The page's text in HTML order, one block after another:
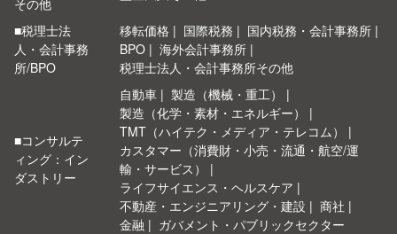
その他
■税理士法
人・会計事務
所/BPO
移転価格 国際税務
国内税務・会計事務所
BPO
海外会計事務所
税理士法人・会計事務所その他
■コンサルテ
ィング：イン
ダストリー
自動車
製造（機械・重工）
製造（化学・素材・エネルギー）
TMT（ハイテク・メディア・テレコム）
カスタマー（消費財・小売・流通・航空/運
輸・サービス）
ライフサイエンス・ヘルスケア
不動産・エンジニアリング・建設
商社
金融
ガバメント・パブリックセクター